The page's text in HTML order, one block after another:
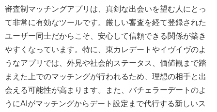
審査制マッチングアプリは、真剣な出会いを望む人にとっ
て非常に有効なツールです。厳しい審査を経て登録された
ユーザー同士だからこそ、安心して信頼できる関係が築き
やすくなっています。特に、東カレデートやイヴイヴのよ
うなアプリでは、外見や社会的ステータス、価値観まで踏
まえた上でのマッチングが行われるため、理想の相手と出
会える可能性が高まります。また、バチェラーデートのよ
うにAIがマッチングからデート設定まで代行する新しいス